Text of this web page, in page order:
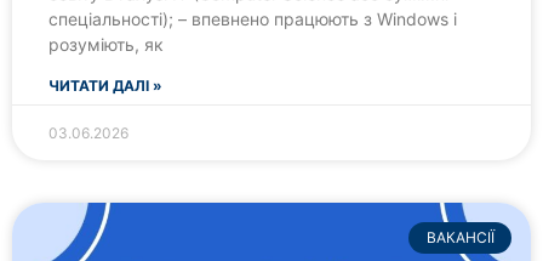
спеціальності); – впевнено працюють з Windows і
розуміють, як
ЧИТАТИ ДАЛІ »
03.06.2026
ВАКАНСІЇ